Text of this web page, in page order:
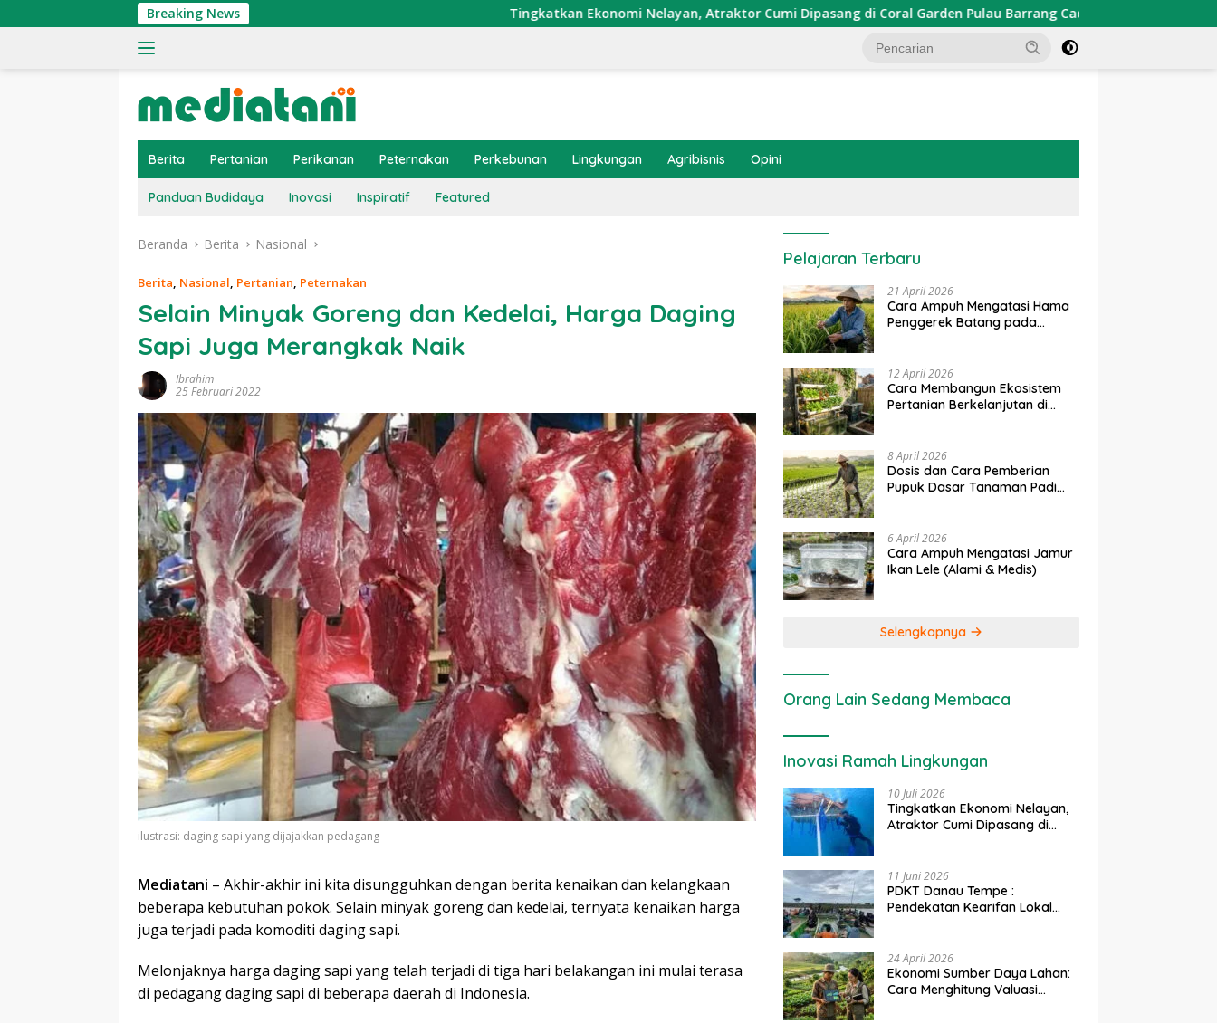
ke
Breaking News Tingkatkan Ekonomi Nelayan, Atraktor Cumi Dipasang di Coral Garden Pulau Barrang Caddi PDKT Danau Tempe :
Berita Pertanian Perikanan Peternakan Perkebunan Lingkungan Agribisnis Opini
Panduan Budidaya Inovasi Inspiratif Featured
Beranda Berita Nasional
Berita, Nasional, Pertanian, Peternakan
Selain Minyak Goreng dan Kedelai, Harga Daging
Sapi Juga Merangkak Naik
Ibrahim
25 Februari 2022
ilustrasi: daging sapi yang dijajakkan pedagang
Mediatani – Akhir-akhir ini kita disungguhkan dengan berita kenaikan dan kelangkaan
beberapa kebutuhan pokok. Selain minyak goreng dan kedelai, ternyata kenaikan harga
juga terjadi pada komoditi daging sapi.
Melonjaknya harga daging sapi yang telah terjadi di tiga hari belakangan ini mulai terasa
di pedagang daging sapi di beberapa daerah di Indonesia.
Pelajaran Terbaru
21 April 2026
Cara Ampuh Mengatasi Hama
Penggerek Batang pada
12 April 2026
Cara Membangun Ekosistem
Pertanian Berkelanjutan di
8 April 2026
Dosis dan Cara Pemberian
Pupuk Dasar Tanaman Padi
6 April 2026
Cara Ampuh Mengatasi Jamur
Ikan Lele (Alami & Medis)
Selengkapnya
Orang Lain Sedang Membaca
Inovasi Ramah Lingkungan
10 Juli 2026
Tingkatkan Ekonomi Nelayan,
Atraktor Cumi Dipasang di
11 Juni 2026
PDKT Danau Tempe :
Pendekatan Kearifan Lokal
24 April 2026
Ekonomi Sumber Daya Lahan:
Cara Menghitung Valuasi